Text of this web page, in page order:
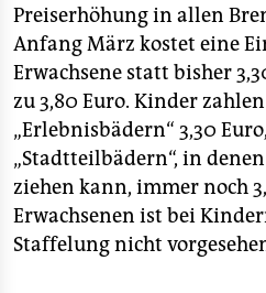
epaper login
Preiserhöhung in allen
Anfang März kostet eine
Erwachsene statt bisher
zu 3,80 Euro. Kinder
„Erlebnisbädern“ 3,30
„Stadtteilbädern“, in
ziehen kann, immer noch
Erwachsenen ist bei
Staffelung nicht